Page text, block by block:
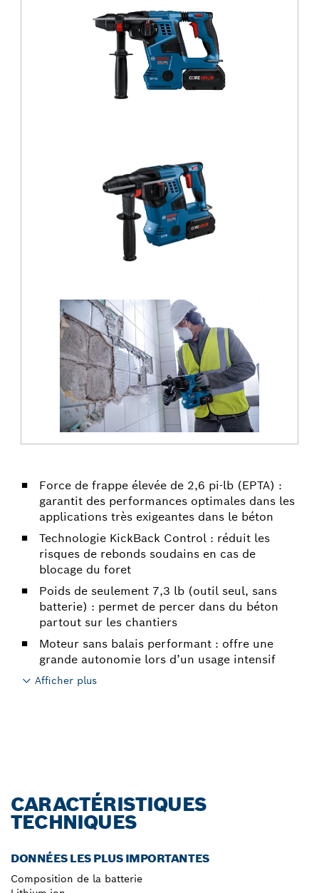
Force de frappe élevée de 2,6 pi-lb (EPTA) :
garantit des performances optimales dans les
applications très exigeantes dans le béton
Technologie KickBack Control : réduit les
risques de rebonds soudains en cas de
blocage du foret
Poids de seulement 7,3 lb (outil seul, sans
batterie) : permet de percer dans du béton
partout sur les chantiers
Moteur sans balais performant : offre une
grande autonomie lors d’un usage intensif
Afficher plus
CARACTÉRISTIQUES
TECHNIQUES
DONNÉES LES PLUS IMPORTANTES
Composition de la batterie